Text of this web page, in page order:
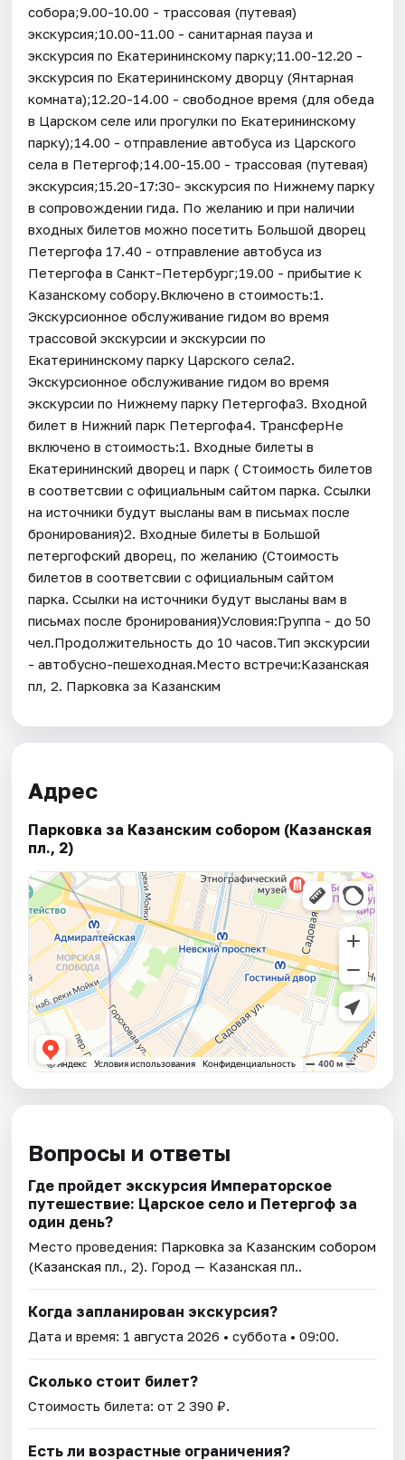
собора;9.00-10.00 - трассовая (путевая)
экскурсия;10.00-11.00 - санитарная пауза и
экскурсия по Екатерининскому парку;11.00-12.20 -
экскурсия по Екатерининскому дворцу (Янтарная
комната);12.20-14.00 - свободное время (для обеда
в Царском селе или прогулки по Екатерининскому
парку);14.00 - отправление автобуса из Царского
села в Петергоф;14.00-15.00 - трассовая (путевая)
экскурсия;15.20-17:30- экскурсия по Нижнему парку
в сопровождении гида. По желанию и при наличии
входных билетов можно посетить Большой дворец
Петергофа 17.40 - отправление автобуса из
Петергофа в Санкт-Петербург;19.00 - прибытие к
Казанскому собору.Включено в стоимость:1.
Экскурсионное обслуживание гидом во время
трассовой экскурсии и экскурсии по
Екатерининскому парку Царского села2.
Экскурсионное обслуживание гидом во время
экскурсии по Нижнему парку Петергофа3. Входной
билет в Нижний парк Петергофа4. ТрансферНе
включено в стоимость:1. Входные билеты в
Екатерининский дворец и парк ( Стоимость билетов
в соответсвии с официальным сайтом парка. Ссылки
на источники будут высланы вам в письмах после
бронирования)2. Входные билеты в Большой
петергофский дворец, по желанию (Стоимость
билетов в соответсвии с официальным сайтом
парка. Ссылки на источники будут высланы вам в
письмах после бронирования)Условия:Группа - до 50
чел.Продолжительность до 10 часов.Тип экскурсии
- автобусно-пешеходная.Место встречи:Казанская
пл, 2. Парковка за Казанским
Адрес
Парковка за Казанским собором (Казанская
пл., 2)
Вопросы и ответы
Где пройдет экскурсия Императорское
путешествие: Царское село и Петергоф за
один день?
Место проведения: Парковка за Казанским собором
(Казанская пл., 2). Город — Казанская пл..
Когда запланирован экскурсия?
Дата и время: 1 августа 2026 • суббота • 09:00.
Сколько стоит билет?
Стоимость билета: от 2 390 ₽.
Есть ли возрастные ограничения?